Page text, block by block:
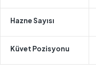
Hazne Sayısı
Küvet Pozisyonu